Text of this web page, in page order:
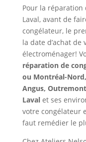
Pour la
Laval, avant de
congélateur, le
la date d’achat de
électroménager!
réparation de
ou Montréal-
Angus,
Laval et ses
votre congélateur
faut remédier le